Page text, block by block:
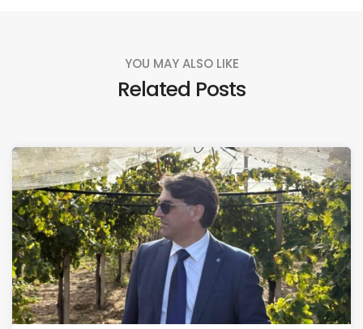
YOU MAY ALSO LIKE
Related Posts